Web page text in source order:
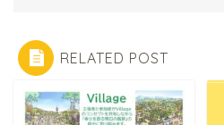
RELATED POST